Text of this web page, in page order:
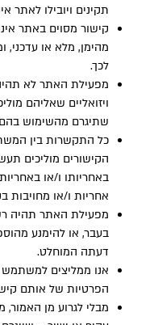
תקינים ויובילו לאתר
קישור מסוים באתר
מהימן, מלא או
לכך.
מפעילת האתר לא
ויזואליים שאליהם
שתיגרם מהשימוש
כל התקשרות בין
הקישורים מוליכים
באחריותו ו/או
אחריות ו/או
מפעילת האתר תהיה
בעבר, או להימנע
דעתה המוחלט.
אנו ממליצים למשתמש
הפרטיות של אותם
מבלי לגרוע מן